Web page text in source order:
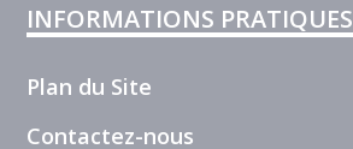
INFORMATIONS PRATIQUES
Plan du Site
Contactez-nous